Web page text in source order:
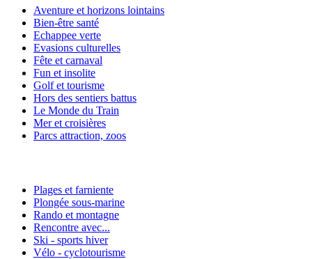
Aventure et horizons lointains
Bien-être santé
Echappee verte
Evasions culturelles
Fête et carnaval
Fun et insolite
Golf et tourisme
Hors des sentiers battus
Le Monde du Train
Mer et croisières
Parcs attraction, zoos
Plages et farniente
Plongée sous-marine
Rando et montagne
Rencontre avec...
Ski - sports hiver
Vélo - cyclotourisme